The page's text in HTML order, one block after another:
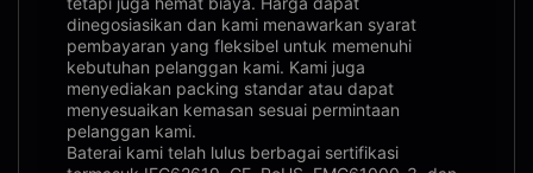
dinegosiasikan dan kami menawarkan syarat
pembayaran yang fleksibel untuk memenuhi
kebutuhan pelanggan kami. Kami juga
menyediakan packing standar atau dapat
menyesuaikan kemasan sesuai permintaan
pelanggan kami.
Baterai kami telah lulus berbagai sertifikasi